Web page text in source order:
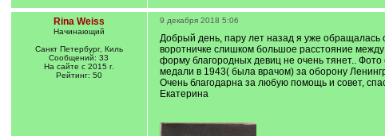
Rina Weiss
Начинающий
Санкт Петербург, Киль
Сообщений: 33
На сайте с 2015 г.
Рейтинг: 50
9 декабря 2018 5:06
Добрый день, пару лет назад я уже обращалась
воротничке слишком большое расстояние
форму благородных девиц не очень тянет..
медали в 1943( была врачом) за оборону
Очень благодарна за любую помощь и совет,
Екатерина